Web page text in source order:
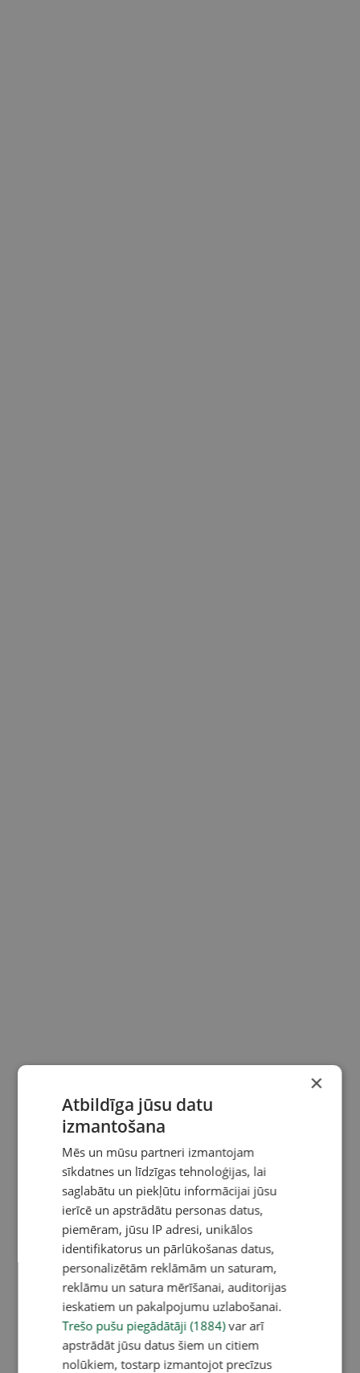
×
Atbildīga jūsu datu
izmantošana
Mēs un mūsu partneri izmantojam
sīkdatnes un līdzīgas tehnoloģijas, lai
saglabātu un piekļūtu informācijai jūsu
ierīcē un apstrādātu personas datus,
piemēram, jūsu IP adresi, unikālos
identifikatorus un pārlūkošanas datus,
personalizētām reklāmām un saturam,
reklāmu un satura mērīšanai, auditorijas
ieskatiem un pakalpojumu uzlabošanai.
Trešo pušu piegādātāji (1884)var arī
apstrādāt jūsu datus šiem un citiem
nolūkiem, tostarp izmantojot precīzus